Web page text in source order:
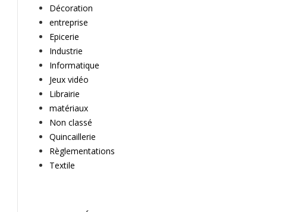
Décoration
entreprise
Epicerie
Industrie
Informatique
Jeux vidéo
Librairie
matériaux
Non classé
Quincaillerie
Règlementations
Textile